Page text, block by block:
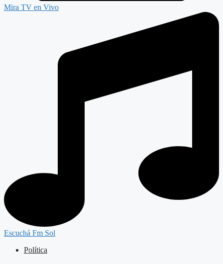
Mira TV en Vivo
Escuchá Fm Sol
Política